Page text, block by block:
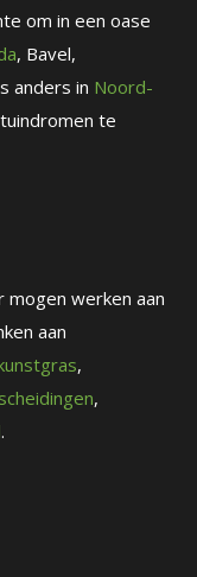
om in een oase
, Bavel,
anders in Noord-
te
werken aan
aan
,
,
.